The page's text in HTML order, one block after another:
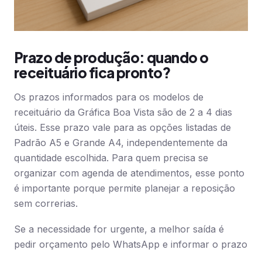
Prazo de produção: quando o
receituário fica pronto?
Os prazos informados para os modelos de
receituário da Gráfica Boa Vista são de 2 a 4 dias
úteis. Esse prazo vale para as opções listadas de
Padrão A5 e Grande A4, independentemente da
quantidade escolhida. Para quem precisa se
organizar com agenda de atendimentos, esse ponto
é importante porque permite planejar a reposição
sem correrias.
Se a necessidade for urgente, a melhor saída é
pedir orçamento pelo WhatsApp e informar o prazo